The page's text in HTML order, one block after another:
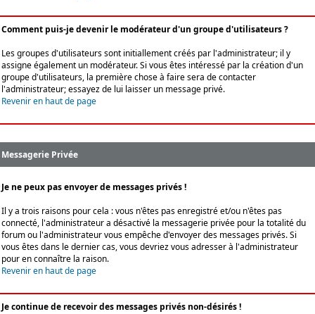
Comment puis-je devenir le modérateur d'un groupe d'utilisateurs ?
Les groupes d'utilisateurs sont initiallement créés par l'administrateur; il y
assigne également un modérateur. Si vous êtes intéressé par la création d'un
groupe d'utilisateurs, la première chose à faire sera de contacter
l'administrateur; essayez de lui laisser un message privé.
Revenir en haut de page
Messagerie Privée
Je ne peux pas envoyer de messages privés !
Il y a trois raisons pour cela : vous n'êtes pas enregistré et/ou n'êtes pas
connecté, l'administrateur a désactivé la messagerie privée pour la totalité du
forum ou l'administrateur vous empêche d'envoyer des messages privés. Si
vous êtes dans le dernier cas, vous devriez vous adresser à l'administrateur
pour en connaître la raison.
Revenir en haut de page
Je continue de recevoir des messages privés non-désirés !